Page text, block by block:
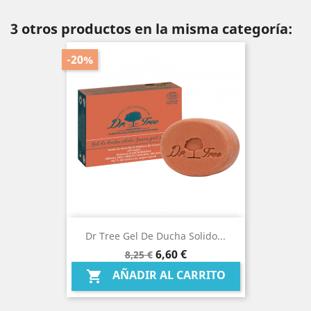
3 otros productos en la misma categoría:
Dr Tree Gel De Ducha Solido...
Precio
base
8,25 €
-20%
Precio
6,60 €
 AÑADIR AL CARRITO